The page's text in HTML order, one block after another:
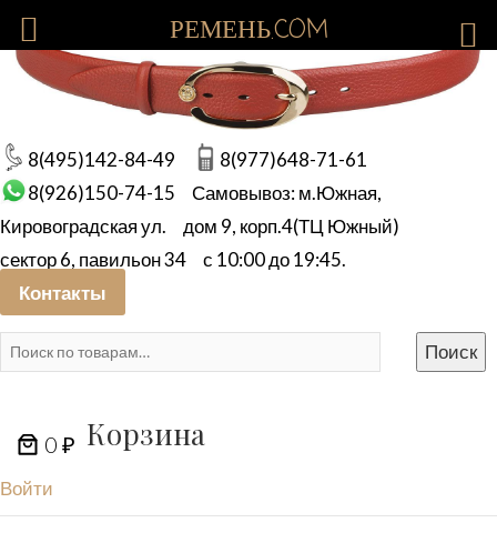
8(495)142-84-49
8(977)648-71-61
8(926)150-74-15
Самовывоз: м.Южная,
Кировоградская ул.
дом 9, корп.4(ТЦ Южный)
сектор 6, павильон 34
с 10:00 до 19:45.
Контакты
Искать:
Поиск
0 ₽
Войти
Корзина
РЕМЕНЬ.COM